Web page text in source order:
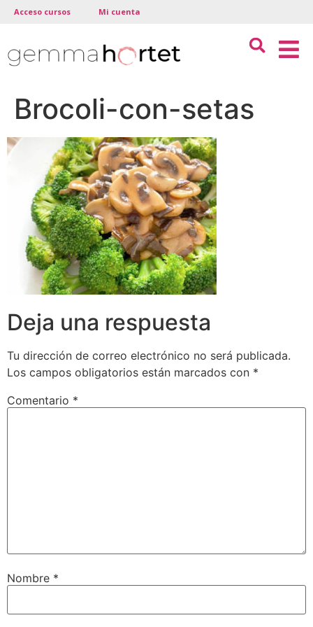
Acceso cursos Mi cuenta
Brocoli-con-setas
Deja una respuesta
Tu dirección de correo electrónico no será publicada.
Los campos obligatorios están marcados con *
Comentario *
Nombre *